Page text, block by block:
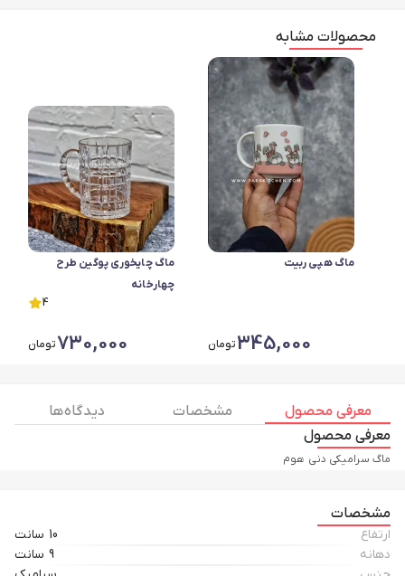
محصولات مشابه
ماگ هپی ربیت
345,000تومان
ماگ چایخوری پوگین طرح
چهارخانه
4
730,000تومان
معرفی محصول مشخصات
دیدگاه ها
معرفی محصول
ماگ سرامیکی دنی هوم
مشخصات
ارتفاع
10 سانت
دهانه
9 سانت